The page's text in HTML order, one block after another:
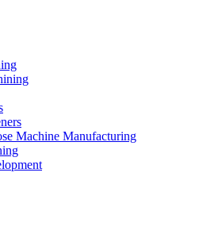
Machine Manufacturing